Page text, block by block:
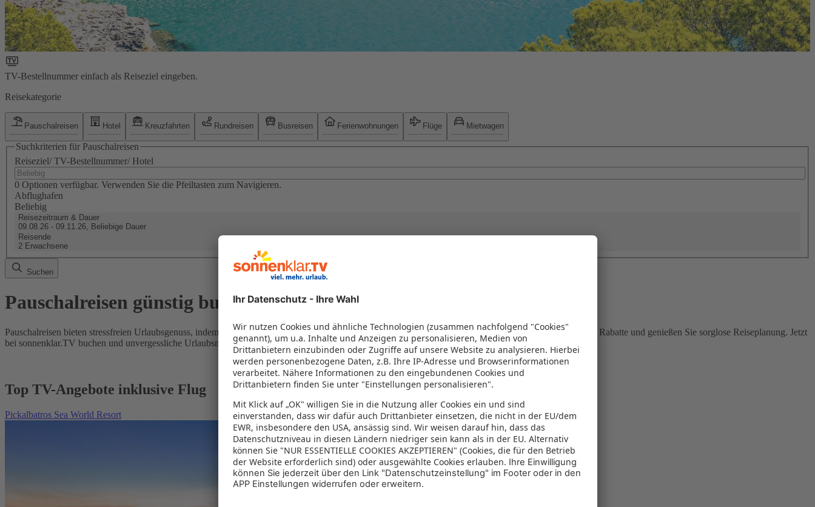
TV-Bestellnummer einfach als Reiseziel eingeben.
Reisekategorie
Pauschalreisen Hotel Kreuzfahrten Rundreisen Busreisen Ferienwohnungen Flüge Mietwagen
Suchkriterien für Pauschalreisen
Reiseziel/ TV-Bestellnummer/ Hotel
0 Optionen verfügbar. Verwenden Sie die Pfeiltasten zum Navigieren.
Abflughafen
Beliebig
Reisezeitraum & Dauer
09.08.26 - 09.11.26, Beliebige Dauer
Reisende
2 Erwachsene
Suchen
Pauschalreisen günstig buchen
Pauschalreisen bieten stressfreien Urlaubsgenuss, indem Flug und Hotel in einem Paket kombiniert werden – das spart Zeit und Geld. Nutzen Sie attraktive Rabatte und genießen Sie sorglose Reiseplanung. Jetzt
bei sonnenklar.TV buchen und unvergessliche Urlaubsmomente erleben!
Top TV-Angebote inklusive Flug
Pickalbatros Sea World Resort